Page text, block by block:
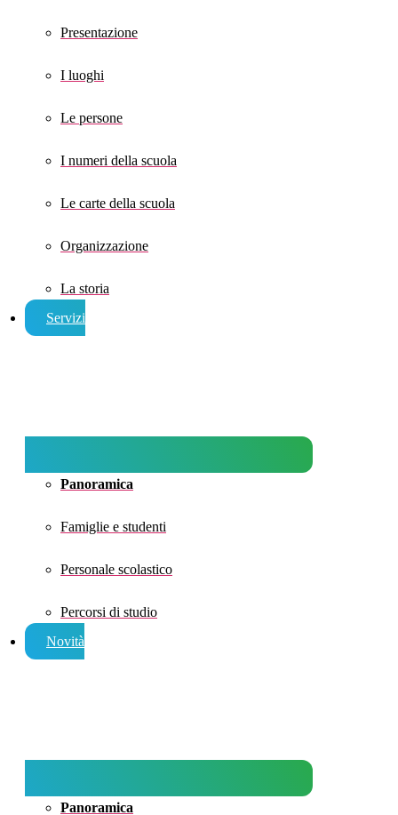
Presentazione
I luoghi
Le persone
I numeri della scuola
Le carte della scuola
Organizzazione
La storia
Servizi
Panoramica
Famiglie e studenti
Personale scolastico
Percorsi di studio
Novità
Panoramica